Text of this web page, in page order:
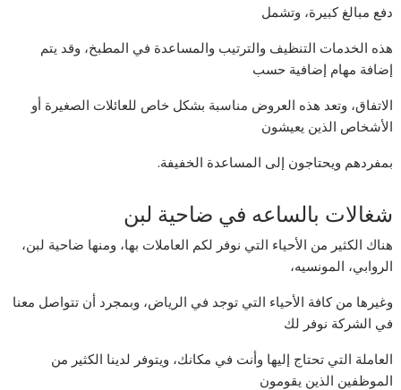
دفع مبالغ كبيرة، وتشمل
هذه الخدمات التنظيف والترتيب والمساعدة في المطبخ، وقد يتم
إضافة مهام إضافية حسب
الاتفاق، وتعد هذه العروض مناسبة بشكل خاص للعائلات الصغيرة أو
الأشخاص الذين يعيشون
بمفردهم ويحتاجون إلى المساعدة الخفيفة.
شغالات بالساعه في ضاحية لبن
هناك الكثير من الأحياء التي نوفر لكم العاملات بها، ومنها ضاحية لبن،
الروابي، المونسيه،
وغيرها من كافة الأحياء التي توجد في الرياض، وبمجرد أن تتواصل معنا
في الشركة نوفر لك
العاملة التي تحتاج إليها وأنت في مكانك، ويتوفر لدينا الكثير من
الموظفين الذين يقومون